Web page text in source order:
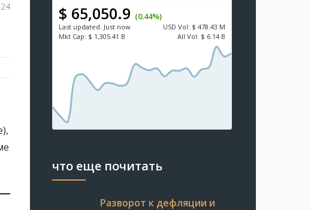
$ 65,050.9 (0.44%)
Last updated: Just now USD Vol: $ 478.43 M
Mkt Cap: $ 1,305.41 B All Vol: $ 6.14 B
что еще почитать
Разворот к дефляции и